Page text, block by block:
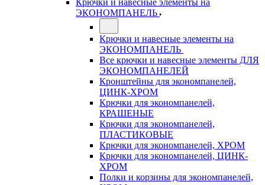
Крючки и навесные элементы на
ЭКОНОМПАНЕЛЬ
Крючки и навесные элементы на
ЭКОНОМПАНЕЛЬ
Все крючки и навесные элементы ДЛЯ
ЭКОНОМПАНЕЛЕЙ
Кронштейны для экономпанелей,
ЦИНК-ХРОМ
Крючки для экономпанелей,
КРАШЕНЫЕ
Крючки для экономпанелей,
ПЛАСТИКОВЫЕ
Крючки для экономпанелей, ХРОМ
Крючки для экономпанелей, ЦИНК-
ХРОМ
Полки и корзины для экономпанелей,